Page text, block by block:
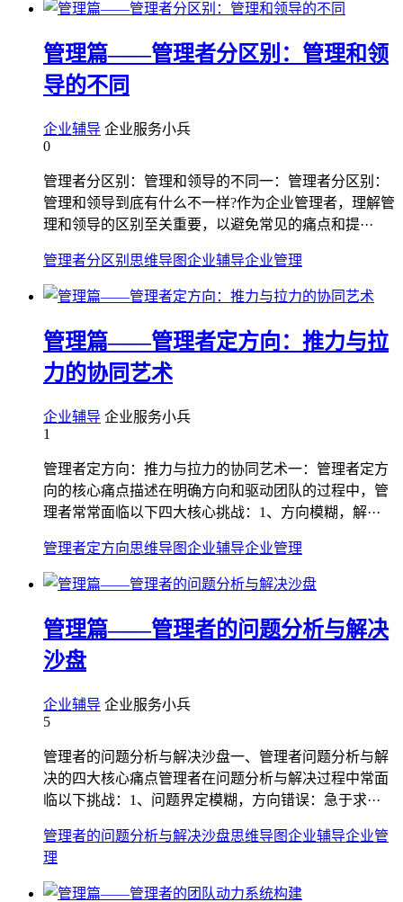
管理篇——管理者分区别：管理和领
导的不同
企业辅导 企业服务小兵
0
管理者分区别：管理和领导的不同一：管理者分区别：
管理和领导到底有什么不一样?作为企业管理者，理解管
理和领导的区别至关重要，以避免常见的痛点和提···
管理者分区别 思维导图企业辅导企业管理
管理篇——管理者定方向：推力与拉
力的协同艺术
企业辅导 企业服务小兵
1
管理者定方向：推力与拉力的协同艺术一：管理者定方
向的核心痛点描述在明确方向和驱动团队的过程中，管
理者常常面临以下四大核心挑战：1、方向模糊，解···
管理者定方向思维导图企业辅导企业管理
管理篇——管理者的问题分析与解决
沙盘
企业辅导 企业服务小兵
5
管理者的问题分析与解决沙盘一、管理者问题分析与解
决的四大核心痛点管理者在问题分析与解决过程中常面
临以下挑战：1、问题界定模糊，方向错误：急于求···
管理者的问题分析与解决沙盘思维导图企业辅导企业管
理